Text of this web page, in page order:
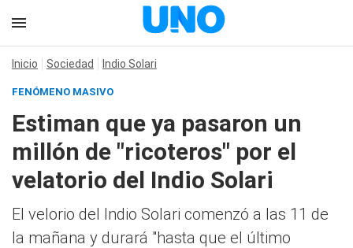
Inicio Sociedad Indio Solari
FENÓMENO MASIVO
Estiman que ya pasaron un
millón de "ricoteros" por el
velatorio del Indio Solari
El velorio del Indio Solari comenzó a las 11 de
la mañana y durará "hasta que el último